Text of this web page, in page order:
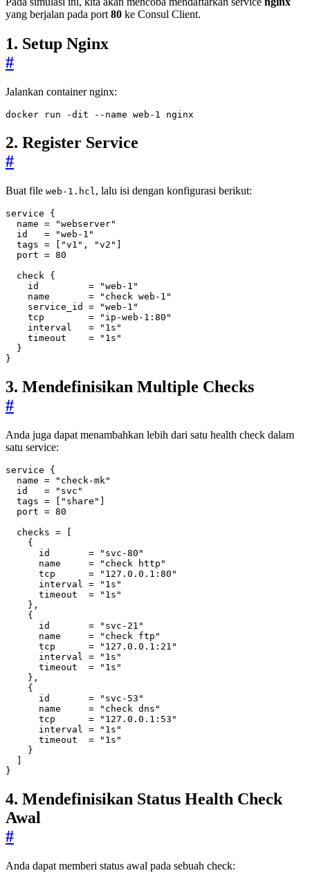
yang berjalan pada port80 ke Consul Client.
1. Setup Nginx
#
Jalankan container nginx:
docker run -dit --name web-1 nginx
2. Register Service
#
Buat file web-1.hcl, lalu isi dengan konfigurasi berikut:
service
  name
=
"webserver"
  id
=
"web-1"
  tags
= "v1", "v2"
  port
= 80
check
    id
=
"web-1"
    name
=
"check web-1"
    service_id
=
"web-1"
    tcp
=
"ip-web-1:80"
    interval
=
"1s"
    timeout
=
"1s"
}
3. Mendefinisikan Multiple Checks
#
Anda juga dapat menambahkan lebih dari satu health check dalam
satu service:
service
  name
=
"check-mk"
  id
=
"svc"
  tags
= "share"
  port
= 80
  checks
=
      id
=
"svc-80"
      name
=
"check http"
      tcp
=
"127.0.0.1:80"
      interval
=
"1s"
      timeout
=
"1s"
    }
,
      id
=
"svc-21"
      name
=
"check ftp"
      tcp
=
"127.0.0.1:21"
      interval
=
"1s"
      timeout
=
"1s"
    }
,
      id
=
"svc-53"
      name
=
"check dns"
      tcp
=
"127.0.0.1:53"
      interval
=
"1s"
      timeout
=
"1s"
}
4. Mendefinisikan Status Health Check
Awal
#
Anda dapat memberi status awal pada sebuah check: